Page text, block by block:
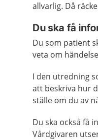
allvarlig. Då
Du ska få
Du som patient
veta om
I den utredning
att beskriva hur
ställe om du av
Du ska också få
Vårdgivaren